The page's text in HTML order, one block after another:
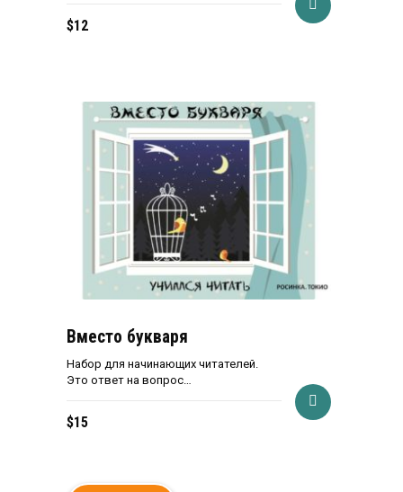
$12
Вместо букваря
Набор для начинающих читателей.
Это ответ на вопрос…
$15